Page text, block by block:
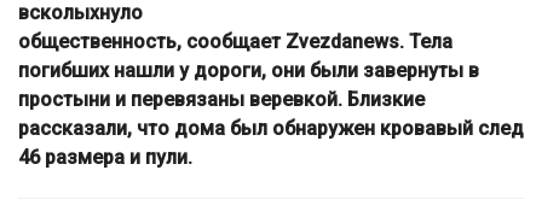
всколыхнуло
общественность, сообщает Zvezdanews. Тела
погибших нашли у дороги, они были завернуты в
простыни и перевязаны веревкой. Близкие
рассказали, что дома был обнаружен кровавый след
46 размера и пули.